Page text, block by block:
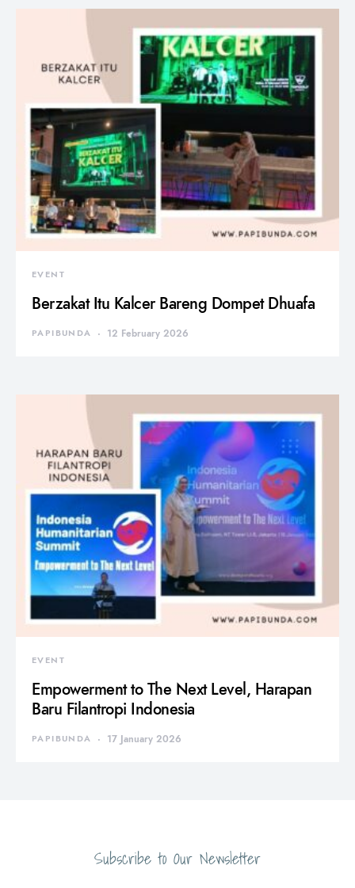
EVENT
Berzakat Itu Kalcer Bareng Dompet Dhuafa
PAPIBUNDA 12 February 2026
EVENT
Empowerment to The Next Level, Harapan
Baru Filantropi Indonesia
PAPIBUNDA 17 January 2026
Subscribe to Our Newsletter